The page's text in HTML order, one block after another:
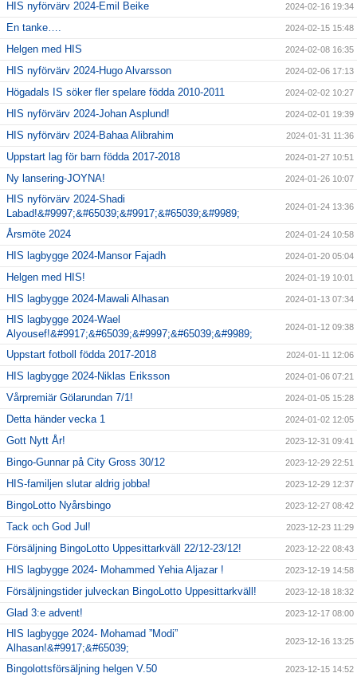
HIS nyförvärv 2024-Emil Beike 2024-02-16 19:34
En tanke…. 2024-02-15 15:48
Helgen med HIS 2024-02-08 16:35
HIS nyförvärv 2024-Hugo Alvarsson 2024-02-06 17:13
Högadals IS söker fler spelare födda 2010-2011 2024-02-02 10:27
HIS nyförvärv 2024-Johan Asplund! 2024-02-01 19:39
HIS nyförvärv 2024-Bahaa Alibrahim 2024-01-31 11:36
Uppstart lag för barn födda 2017-2018 2024-01-27 10:51
Ny lansering-JOYNA! 2024-01-26 10:07
HIS nyförvärv 2024-Shadi
Labad!&#9997;&#65039;&#9917;&#65039;&#9989;
2024-01-24 13:36
Årsmöte 2024 2024-01-24 10:58
HIS lagbygge 2024-Mansor Fajadh 2024-01-20 05:04
Helgen med HIS! 2024-01-19 10:01
HIS lagbygge 2024-Mawali Alhasan 2024-01-13 07:34
HIS lagbygge 2024-Wael
Alyousef!&#9917;&#65039;&#9997;&#65039;&#9989;
2024-01-12 09:38
Uppstart fotboll födda 2017-2018 2024-01-11 12:06
HIS lagbygge 2024-Niklas Eriksson 2024-01-06 07:21
Vårpremiär Gölarundan 7/1! 2024-01-05 15:28
Detta händer vecka 1 2024-01-02 12:05
Gott Nytt År! 2023-12-31 09:41
Bingo-Gunnar på City Gross 30/12 2023-12-29 22:51
HIS-familjen slutar aldrig jobba! 2023-12-29 12:37
BingoLotto Nyårsbingo 2023-12-27 08:42
Tack och God Jul! 2023-12-23 11:29
Försäljning BingoLotto Uppesittarkväll 22/12-23/12! 2023-12-22 08:43
HIS lagbygge 2024- Mohammed Yehia Aljazar ! 2023-12-19 14:58
Försäljningstider julveckan BingoLotto Uppesittarkväll! 2023-12-18 18:32
Glad 3:e advent! 2023-12-17 08:00
HIS lagbygge 2024- Mohamad ”Modi”
Alhasan!&#9917;&#65039;
2023-12-16 13:25
Bingolottsförsäljning helgen V.50 2023-12-15 14:52